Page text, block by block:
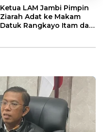
Ketua LAM Jambi Pimpin
Ziarah Adat ke Makam
Datuk Rangkayo Itam dan